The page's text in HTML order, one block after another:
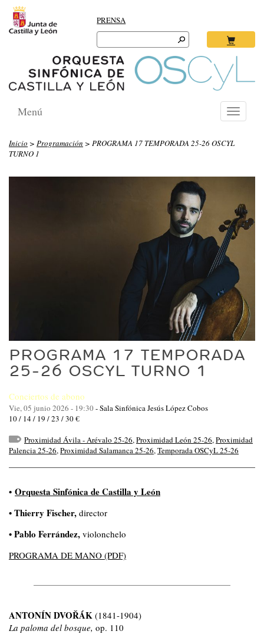
PRENSA
Search
for:
Toggle
Menú
Inicio > Programación > PROGRAMA 17 TEMPORADA 25-26 OSCYL
TURNO 1
PROGRAMA 17 TEMPORADA
25-26 OSCYL TURNO 1
Conciertos de abono
Vie, 05 junio 2026 - 19:30-Sala Sinfónica Jesús López Cobos
10 / 14 / 19 / 23 / 30 €
Proximidad Ávila - Arévalo 25-26, Proximidad León 25-26, Proximidad
Palencia 25-26, Proximidad Salamanca 25-26, Temporada OSCyL 25-26
• Orquesta Sinfónica de Castilla y León
• Thierry Fischer, director
• Pablo Ferrández, violonchelo
PROGRAMA DE MANO (PDF)
ANTONÍN DVOŘÁK (1841-1904)
La paloma del bosque, op. 110